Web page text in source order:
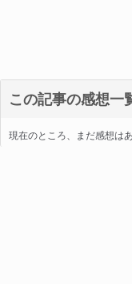
この記事の感想一
現在のところ、まだ感想は